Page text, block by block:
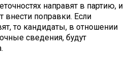
направят в партию, и
поправки. Если
то кандидаты, в отношении
сведения, будут